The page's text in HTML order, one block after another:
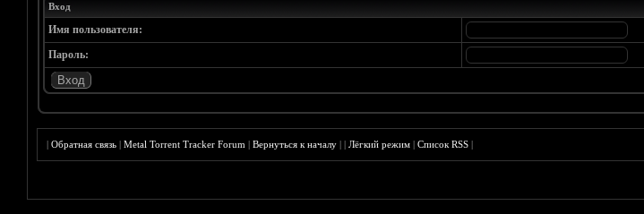
Вход
Имя пользователя:
Пароль:
|Обратная связь |Metal Torrent Tracker Forum |Вернуться к началу ||Лёгкий режим |Список RSS |